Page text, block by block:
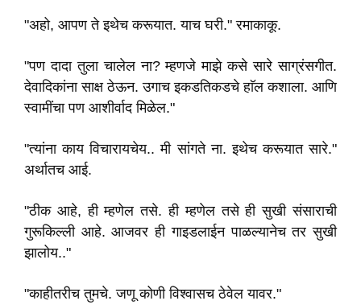
"अहो, आपण ते इथेच करूयात. याच घरी." रमाकाकू.
"पण दादा तुला चालेल ना? म्हणजे माझे कसे सारे साग्रंसगीत.
देवादिकांना साक्ष ठेऊन. उगाच इकडतिकडचे हाॅल कशाला. आणि
स्वामींचा पण आशीर्वाद मिळेल."
"त्यांना काय विचारायचेय.. मी सांगते ना. इथेच करूयात सारे."
अर्थातच आई.
"ठीक आहे, ही म्हणेल तसे. ही म्हणेल तसे ही सुखी संसाराची
गुरूकिल्ली आहे. आजवर ही गाइडलाईन पाळल्यानेच तर सुखी
झालोय.."
"काहीतरीच तुमचे. जणू कोणी विश्वासच ठेवेल यावर."